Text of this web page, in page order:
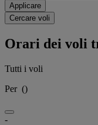
Applicare
Cercare voli
Orari dei voli
Tutti i voli
Per ()
-